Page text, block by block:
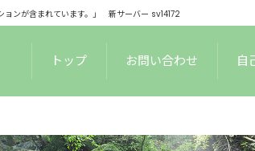
ョンが含まれています。」 新サーバー sv14172
トップ お問い合わせ 自